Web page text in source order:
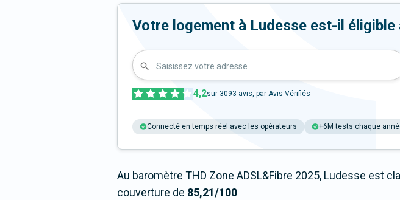
Votre logement à Ludesse est-il éligible
Saisissez votre adresse
4,2sur 3093 avis, par Avis Vérifiés
Connecté en temps réel avec les opérateurs +6M tests chaque
Au baromètre THD Zone ADSL&Fibre 2025, Ludesse est
couverture de 85,21/100